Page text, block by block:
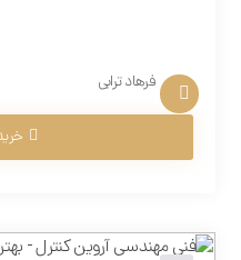
فرهاد ترابی